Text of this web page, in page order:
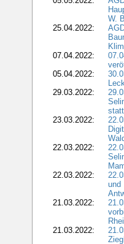
W.
25.04.2022:
07.04.2022:
05.04.2022:
29.03.2022:
23.03.2022:
22.03.2022:
22.03.2022:
und
21.03.2022:
21.03.2022: